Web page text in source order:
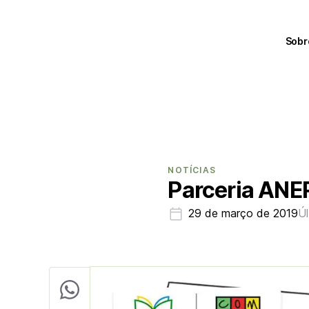
NOTÍCIAS
Parceria
29 de março de 2019